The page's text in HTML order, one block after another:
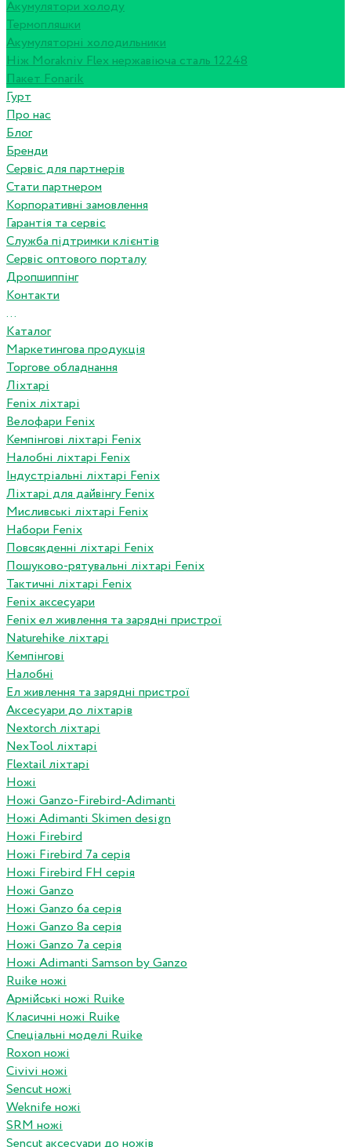
Акумулятори холоду
Термопляшки
Акумуляторні холодильники
Ніж Morakniv Flex нержавіюча сталь 12248
Пакет Fonarik
Гурт
Про нас
Блог
Бренди
Сервіс для партнерів
Стати партнером
Корпоративні замовлення
Гарантія та сервіс
Служба підтримки клієнтів
Сервіс оптового порталу
Дропшиппінг
Контакти
...
Каталог
Маркетингова продукція
Торгове обладнання
Ліхтарі
Fenix ліхтарі
Велофари Fenix
Кемпінгові ліхтарі Fenix
Налобні ліхтарі Fenix
Індустріальні ліхтарі Fenix
Ліхтарі для дайвінгу Fenix
Мисливські ліхтарі Fenix
Набори Fenix
Повсякденні ліхтарі Fenix
Пошуково-рятувальні ліхтарі Fenix
Тактичні ліхтарі Fenix
Fenix аксесуари
Fenix ел живлення та зарядні пристрої
Naturehike ліхтарі
Кемпінгові
Налобні
Ел живлення та зарядні пристрої
Аксесуари до ліхтарів
Nextorch ліхтарі
NexTool ліхтарі
Flextail ліхтарі
Ножі
Ножі Ganzo-Firebird-Adimanti
Ножі Adimanti Skimen design
Ножі Firebird
Ножі Firebird 7а серія
Ножі Firebird FH серія
Ножі Ganzo
Ножі Ganzo 6а серія
Ножі Ganzo 8а серія
Ножі Ganzo 7а серія
Ножі Adimanti Samson by Ganzo
Ruike ножі
Армійські ножі Ruike
Класичні ножі Ruike
Спеціальні моделі Ruike
Roxon ножi
Civivi ножі
Sencut ножі
Weknife ножі
SRM ножі